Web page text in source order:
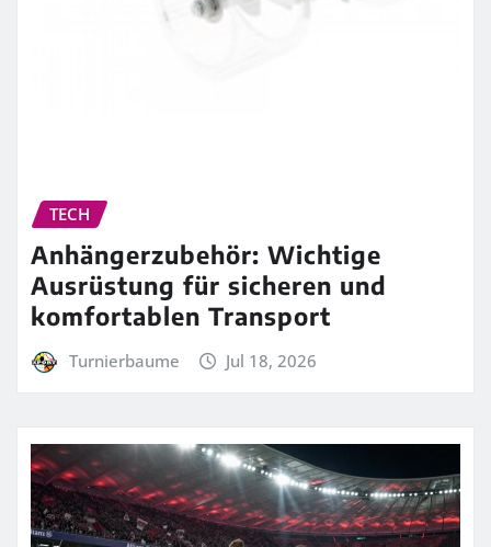
TECH
Anhängerzubehör: Wichtige
Ausrüstung für sicheren und
komfortablen Transport
Turnierbaume Jul 18, 2026